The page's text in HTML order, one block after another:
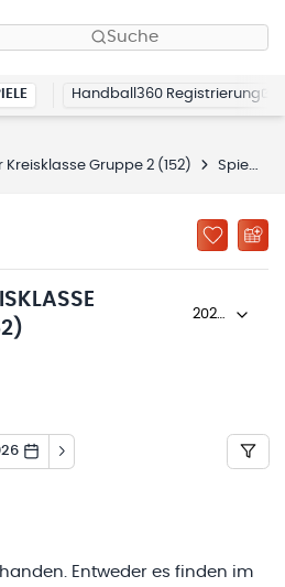
Suche
Handball360 Registrierung
Kreisklasse Gruppe 2 (152) Spielplan
2025/26
Entweder es finden im